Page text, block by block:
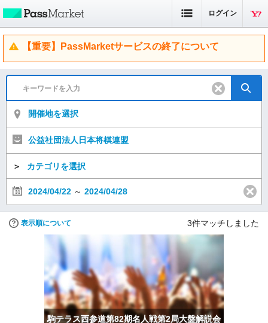
ログイン
【重要】PassMarketサービスの終了について
開催地を選択
公益社団法人日本将棋連盟
＞ カテゴリを選択
2024/04/22 ～ 2024/04/28
表示順について 3件マッチしました
駒テラス西参道第82期名人戦第2局大盤解説会